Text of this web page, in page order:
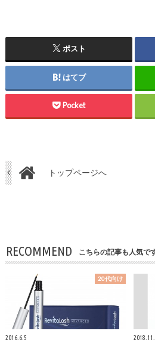
ポスト
はてブ
Pocket
トップページへ
RECOMMEND こちらの記事も人気です
20代向け
2016.6.5